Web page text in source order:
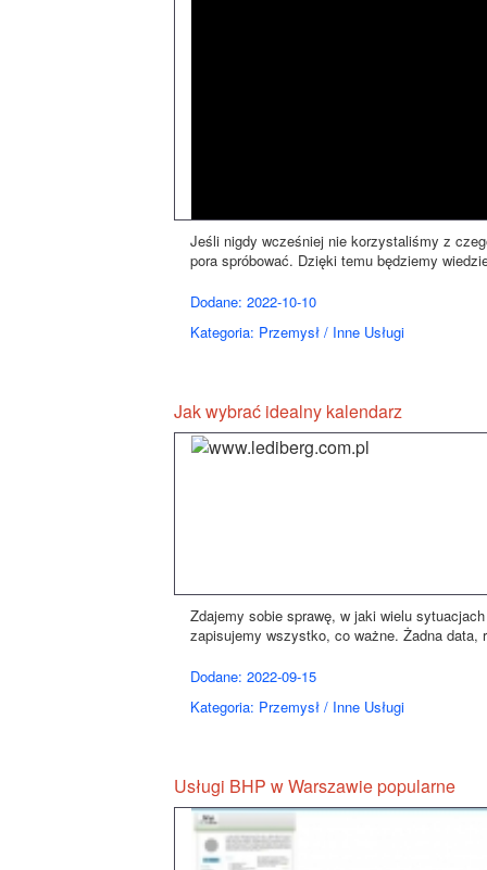
Jeśli nigdy wcześniej nie korzystaliśmy z
pora spróbować. Dzięki temu będziemy
Dodane: 2022-10-10
Kategoria: Przemysł / Inne Usługi
Jak wybrać idealny kalendarz
Zdajemy sobie sprawę, w jaki wielu
zapisujemy wszystko, co ważne. Żadna data,
Dodane: 2022-09-15
Kategoria: Przemysł / Inne Usługi
Usługi BHP w Warszawie popularne